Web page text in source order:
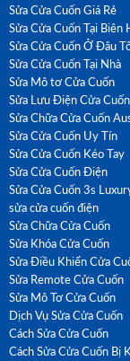
Sửa Cửa Cuốn Giá Rẻ
Sửa Cửa Cuốn Tại Biên
Sửa Cửa Cuốn Ở Đâu
Sửa Cửa Cuốn Tại Nhà
Sửa Mô tơ Cửa Cuốn
Sửa Lưu Điện Cửa Cuốn
Sửa Chữa Cửa Cuốn
Sửa Cửa Cuốn Uy Tín
Sửa Cửa Cuốn Kéo Tay
Sửa Cửa Cuốn Điện
Sửa Cửa Cuốn 3s
sửa cửa cuốn điện
Sửa Chữa Cửa Cuốn
Sửa Khóa Cửa Cuốn
Sửa Điều Khiển Cửa
Sửa Remote Cửa Cuốn
Sửa Mô Tơ Cửa Cuốn
Dịch Vụ Sửa Cửa Cuốn
Cách Sửa Cửa Cuốn
Cách Sửa Cửa Cuốn Bị